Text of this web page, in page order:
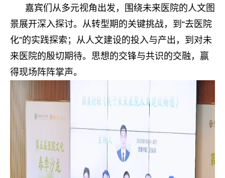
嘉宾们从多元视角出发，围绕未来医院的人文图
景展开深入探讨。从转型期的关键挑战，到“去医院
化”的实践探索；从人文建设的投入与产出，到对未
来医院的殷切期待。思想的交锋与共识的交融，赢
得现场阵阵掌声。